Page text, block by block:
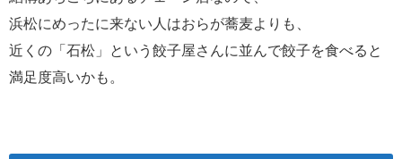
浜松にめったに来ない人はおらが蕎麦よりも、
近くの「石松」という餃子屋さんに並んで餃子を食べると
満足度高いかも。